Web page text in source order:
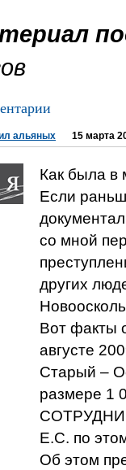
альяных 15 марта
Как была в
Если
со мной
других
Вот
августе
Старый –
размере 1
Е.С. по
Об этом